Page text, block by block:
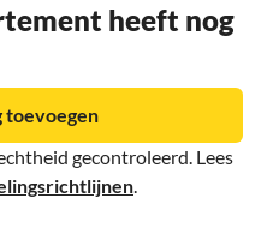
heeft nog
gecontroleerd. Lees
toevoegen